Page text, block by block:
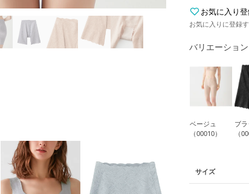
お気に入り登
お気に入りに登録
バリエーション
ベージュ
（00010）
ブ
（
サイズ